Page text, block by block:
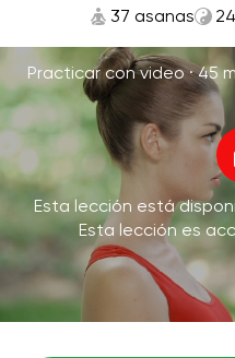
37 asanas
Practicar con video ·45
Esta lección está
Esta lección es